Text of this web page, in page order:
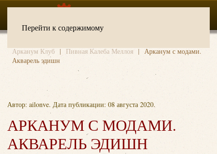
Перейти к содержимому
Арканум Клуб Пивная Калеба Меллоя
Арканум с модами.
Акварель эдишн
Автор: ailonve. Дата публикации: 08 августа 2020.
АРКАНУМ С МОДАМИ.
АКВАРЕЛЬ ЭДИШН